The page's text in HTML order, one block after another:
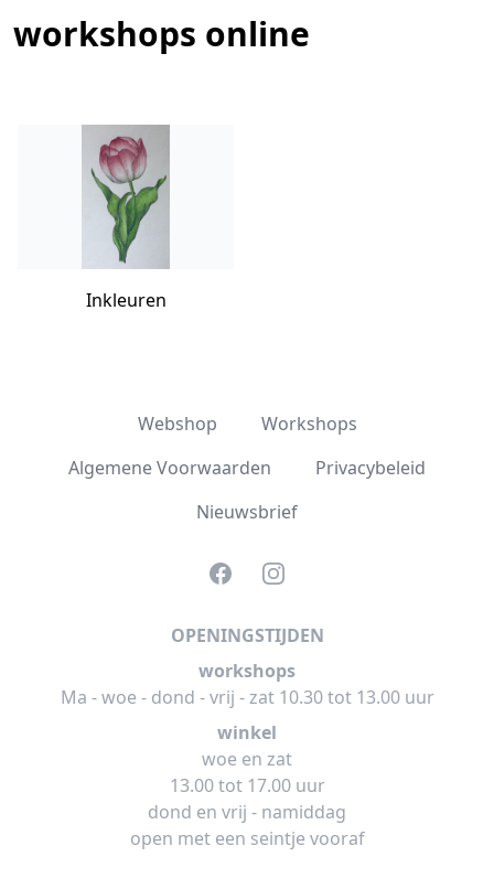
workshops online
Inkleuren
Webshop
Workshops
Algemene Voorwaarden
Privacybeleid
Nieuwsbrief
FacebookInstagram
OPENINGSTIJDEN
workshops
Ma - woe - dond - vrij - zat 10.30 tot 13.00 uur
winkel
woe en zat
13.00 tot 17.00 uur
dond en vrij - namiddag
open met een seintje vooraf